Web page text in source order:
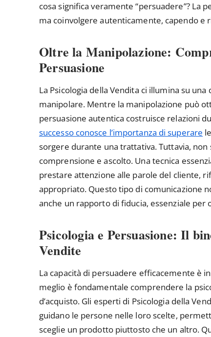
cosa significa veramente “persuadere”? La
ma coinvolgere autenticamente, capendo e
Oltre la Manipolazione:
Persuasione
La Psicologia della Vendita ci illumina su
manipolare. Mentre la manipolazione può
persuasione autentica costruisce relazioni
successo conosce l’importanza di superare
sorgere durante una trattativa. Tuttavia,
comprensione e ascolto. Una tecnica
prestare attenzione alle parole del cliente,
appropriato. Questo tipo di comunicazione
anche un rapporto di fiducia, essenziale per
Psicologia e Persuasione: Il
Vendite
La capacità di persuadere efficacemente è
meglio è fondamentale comprendere la
d’acquisto. Gli esperti di Psicologia della
guidano le persone nelle loro scelte,
sceglie un prodotto piuttosto che un altro.